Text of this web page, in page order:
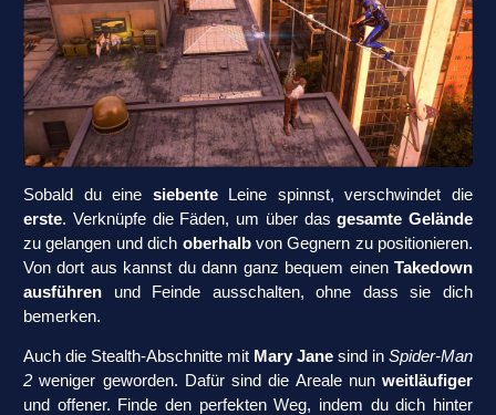
Sobald du eine siebenteLeine spinnst, verschwindet die
erste. Verknüpfe die Fäden, um über dasgesamte Gelände
zu gelangen und dich oberhalbvon Gegnern zu positionieren.
Von dort aus kannst du dann ganz bequem einen Takedown
ausführen und Feinde ausschalten, ohne dass sie dich
bemerken.
Auch die Stealth-Abschnitte mit Mary Jane sind in Spider-Man
2 weniger geworden. Dafür sind die Areale nun weitläufiger
und offener. Finde den perfekten Weg, indem du dich hinter